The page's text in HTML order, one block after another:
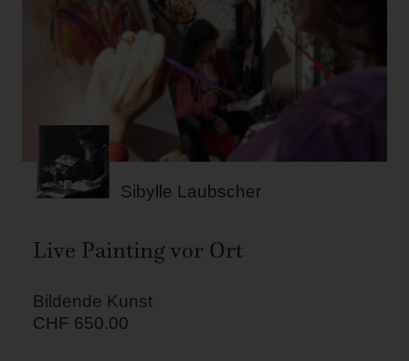
Sibylle Laubscher
Live Painting vor Ort
Bildende Kunst
CHF 650.00